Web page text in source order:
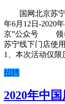
国网北京苏宁
年6月12日-
京”公众号 领
苏宁线下门
1、本次活动仅限
招聘
2020年中